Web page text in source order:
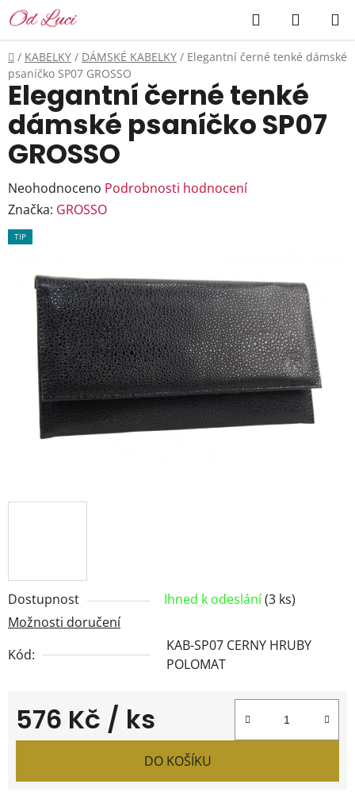
Přejít
na
obsah
Hledat
KOŠÍK
Domů
/ KABELKY / DÁMSKÉ KABELKY / Elegantní černé tenké dámské
psaníčko SP07 GROSSO
Dostupnost Ihned k odeslání(3 ks)
Možnosti doručení
Kód:
KAB-SP07 CERNY HRUBY
POLOMAT
576 Kč / ks
Měrná cena:
DO KOŠÍKU
Elegantní černé tenké
dámské psaníčko SP07
GROSSO
Průměrné
hodnocení
produktu
hvězdiček.
Neohodnoceno Podrobnosti hodnocení
Značka: GROSSO
TIP